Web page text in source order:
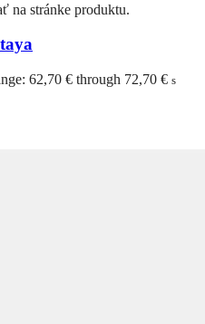
na stránke produktu.
62,70 € through 72,70 € s